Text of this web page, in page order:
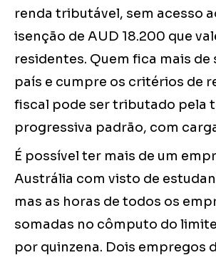
renda tributável, sem acesso
isenção de AUD 18.200 que
residentes. Quem fica mais de
país e cumpre os critérios de
fiscal pode ser tributado pela
progressiva padrão, com
É possível ter mais de um
Austrália com visto de
mas as horas de todos os
somadas no cômputo do
por quinzena. Dois empregos